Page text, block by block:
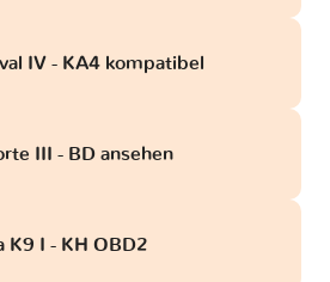
IV - KA4 kompatibel
III - BD ansehen
K9 I - KH OBD2